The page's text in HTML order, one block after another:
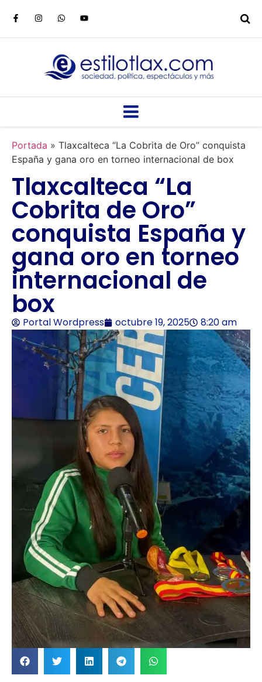
Portada » Tlaxcalteca “La Cobrita de Oro” conquista
España y gana oro en torneo internacional de box
Tlaxcalteca “La
Cobrita de Oro”
conquista España y
gana oro en torneo
internacional de
box
Portal Wordpress octubre 19, 2025 8:20 am